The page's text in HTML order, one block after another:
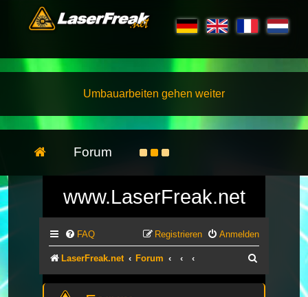
Umbauarbeiten gehen weiter
Forum
www.LaserFreak.net
FAQ Anmelden
Registrieren
LaserFreak.net Forum